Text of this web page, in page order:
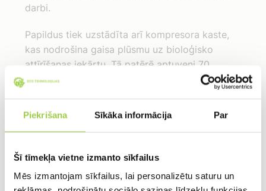
Piekrišana Sīkāka informācija Par
Šī tīmekļa vietne izmanto sīkfailus
Mēs izmantojam sīkfailus, lai personalizētu saturu un
darbi.
Papildus tiek uzstādīta arī kompresora kaste,
kas nodrošina gaisa plūsmu uz bioloģisko
attīrīšanas iekārtu. Tā patērē aptuveni 70
kW/stundā un ir ļoti ekonomiska. Jārēķinās, ka